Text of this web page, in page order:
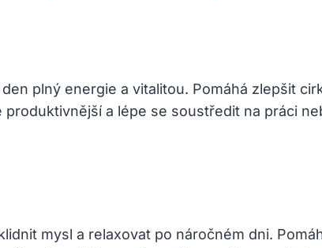
plný energie a vitalitou. Pomáhá zlepšit
a lépe se soustředit na práci
mysl a relaxovat po náročném dni.